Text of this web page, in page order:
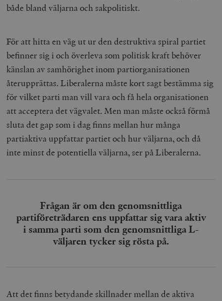
både bland väljarna och sakpolitiskt.
För att hitta en väg ut ur den destruktiva spiral partiet
befinner sig i och överleva som politisk kraft behöver
känslan av samhörighet inom partiorganisationen
återupprättas. Liberalerna måste kort sagt bestämma sig
för vilket parti man vill vara och få hela organisationen
att acceptera det vägvalet. Men man måste också förmå
sluta det gap som i dag finns mellan hur många
partiaktiva uppfattar partiet och hur väljarna, och då
inte minst de potentiella väljarna, ser på Liberalerna.
Frågan är om den genomsnittliga
partiföreträdaren ens uppfattar sig vara aktiv
i samma parti som den genomsnittliga L-
väljaren tycker sig rösta på.
Att det finns betydande skillnader mellan de aktiva